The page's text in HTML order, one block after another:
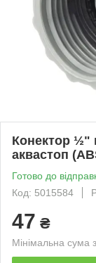
Конектор ½"
аквастоп
Готово до
Код: 5015584
47 ₴
Мінімальна сума